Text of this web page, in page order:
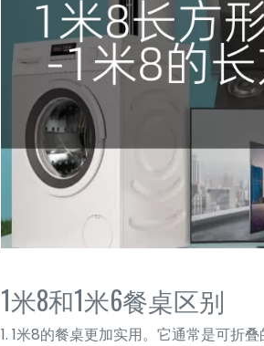
1米8和1米6餐桌区别
1. 1米8的餐桌更加实用。它通常是可折